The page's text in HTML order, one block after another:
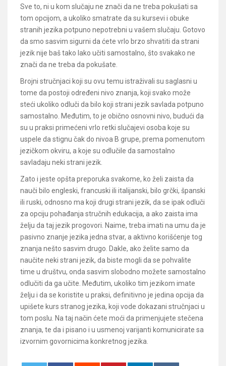
Sve to, ni u kom slučaju ne znači da ne treba pokušati sa
tom opcijom, a ukoliko smatrate da su kursevi i obuke
stranih jezika potpuno nepotrebni u vašem slučaju. Gotovo
da smo sasvim sigurni da ćete vrlo brzo shvatiti da strani
jezik nije baš tako lako učiti samostalno, što svakako ne
znači da ne treba da pokušate.
Brojni stručnjaci koji su ovu temu istraživali su saglasni u
tome da postoji određeni nivo znanja, koji svako može
steći ukoliko odluči da bilo koji strani jezik savlada potpuno
samostalno. Međutim, to je obično osnovni nivo, budući da
su u praksi primećeni vrlo retki slučajevi osoba koje su
uspele da stignu čak do nivoa B grupe, prema pomenutom
jezičkom okviru, a koje su odlučile da samostalno
savladaju neki strani jezik.
Zato i jeste opšta preporuka svakome, ko želi zaista da
nauči bilo engleski, francuski ili italijanski, bilo grčki, španski
ili ruski, odnosno ma koji drugi strani jezik, da se ipak odluči
za opciju pohađanja stručnih edukacija, a ako zaista ima
želju da taj jezik progovori. Naime, treba imati na umu da je
pasivno znanje jezika jedna stvar, a aktivno korišćenje tog
znanja nešto sasvim drugo. Dakle, ako želite samo da
naučite neki strani jezik, da biste mogli da se pohvalite
time u društvu, onda sasvim slobodno možete samostalno
odlučiti da ga učite. Međutim, ukoliko tim jezikom imate
želju i da se koristite u praksi, definitivno je jedina opcija da
upišete kurs stranog jezika, koji vode dokazani stručnjaci u
tom poslu. Na taj način ćete moći da primenjujete stečena
znanja, te da i pisano i u usmenoj varijanti komunicirate sa
izvornim govornicima konkretnog jezika.